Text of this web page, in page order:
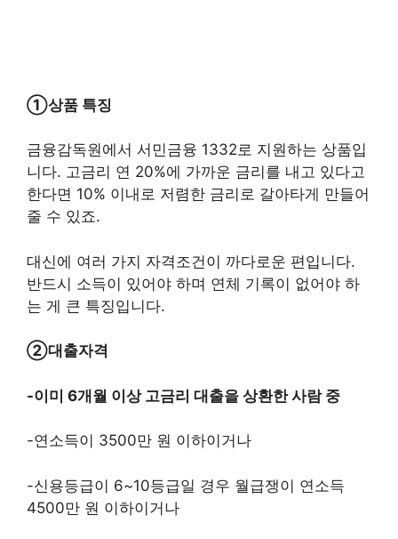
①상품 특징
금융감독원에서 서민금융 1332로 지원하는 상품입
니다. 고금리 연 20%에 가까운 금리를 내고 있다고
한다면 10% 이내로 저렴한 금리로 갈아타게 만들어
줄 수 있죠.
대신에 여러 가지 자격조건이 까다로운 편입니다.
반드시 소득이 있어야 하며 연체 기록이 없어야 하
는 게 큰 특징입니다.
②대출자격
-이미 6개월 이상 고금리 대출을 상환한 사람 중
-연소득이 3500만 원 이하이거나
-신용등급이 6~10등급일 경우 월급쟁이 연소득
4500만 원 이하이거나